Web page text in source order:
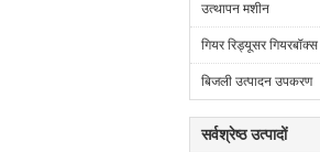
उत्थापन मशीन
गियर रिड्यूसर गियरबॉक्स
बिजली उत्पादन उपकरण
सर्वश्रेष्ठ उत्पादों